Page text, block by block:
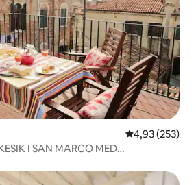
4,93 ud af 5 i
4,93 (253)
I SAN MARCO MED